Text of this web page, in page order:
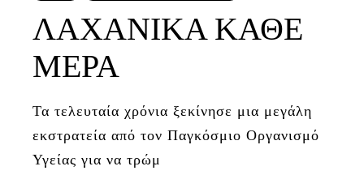
ΛΑΧΑΝΙΚΑ ΚΑΘΕ
ΜΕΡΑ
Τα τελευταία χρόνια ξεκίνησε μια μεγάλη
εκστρατεία από τον Παγκόσμιο Οργανισμό
Υγείας για να τρώμ